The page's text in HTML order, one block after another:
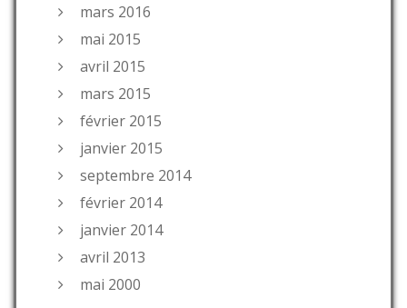
mars 2016
mai 2015
avril 2015
mars 2015
février 2015
janvier 2015
septembre 2014
février 2014
janvier 2014
avril 2013
mai 2000